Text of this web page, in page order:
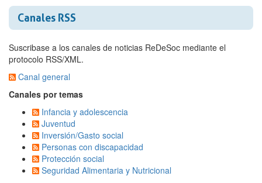
Canales RSS
Suscribase a los canales de noticias ReDeSoc mediante el
protocolo RSS/XML.
Canal general
Canales por temas
Infancia y adolescencia
Juventud
Inversión/Gasto social
Personas con discapacidad
Protección social
Seguridad Alimentaria y Nutricional